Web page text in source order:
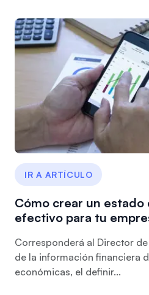
IR A ARTÍCULO
Cómo crear un estado
efectivo para tu
Corresponderá al Director
de la información financiera
económicas, el definir...